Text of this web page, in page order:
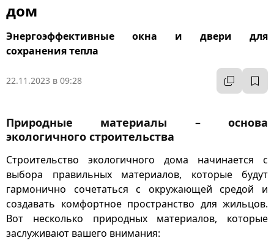
дом
Энергоэффективные окна и двери для
сохранения тепла
22.11.2023 в 09:28
Природные материалы – основа
экологичного строительства
Строительство экологичного дома начинается с
выбора правильных материалов, которые будут
гармонично сочетаться с окружающей средой и
создавать комфортное пространство для жильцов.
Вот несколько природных материалов, которые
заслуживают вашего внимания: